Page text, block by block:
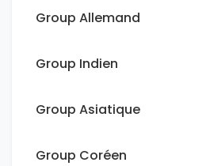
Group Allemand
Group Indien
Group Asiatique
Group Coréen